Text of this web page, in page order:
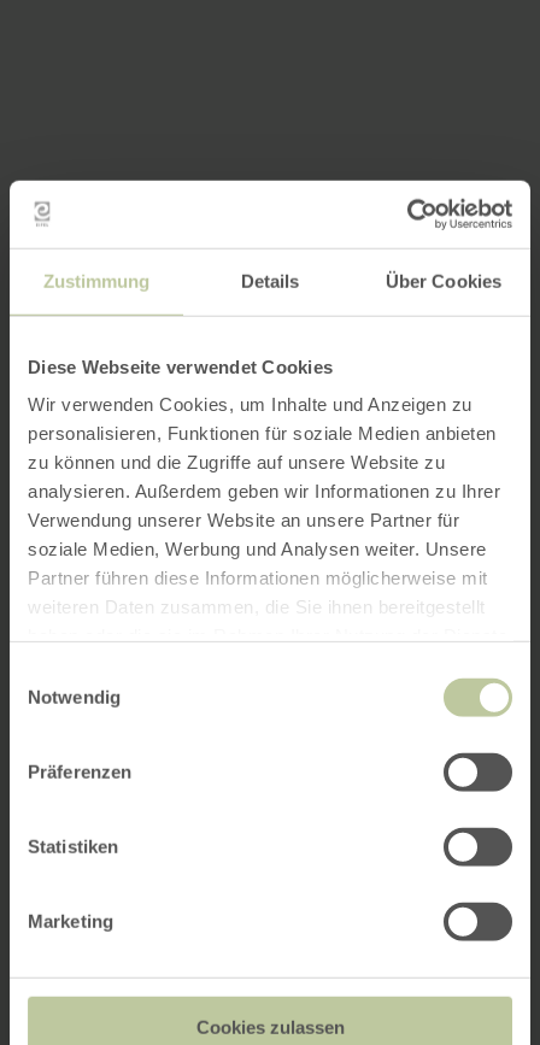
Zustimmung Details Über Cookies
Diese Webseite verwendet Cookies
Wir verwenden Cookies, um Inhalte und Anzeigen zu
personalisieren, Funktionen für soziale Medien anbieten
zu können und die Zugriffe auf unsere Website zu
analysieren. Außerdem geben wir Informationen zu Ihrer
Verwendung unserer Website an unsere Partner für
soziale Medien, Werbung und Analysen weiter. Unsere
Partner führen diese Informationen möglicherweise mit
weiteren Daten zusammen, die Sie ihnen bereitgestellt
Notwendig
Präferenzen
Statistiken
Marketing
Cookies zulassen